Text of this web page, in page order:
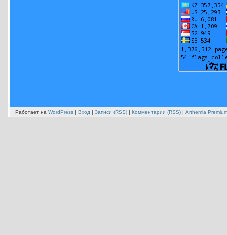
Работает на WordPress | Вход | Записи (RSS) | Комментарии (RSS) | Arthemia